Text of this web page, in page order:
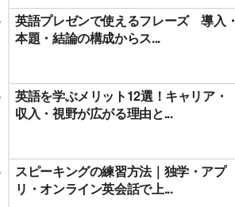
英語プレゼンで使えるフレーズ 導入・
本題・結論の構成からス...
英語を学ぶメリット12選！キャリア・
収入・視野が広がる理由と...
スピーキングの練習方法｜独学・アプ
リ・オンライン英会話で上...